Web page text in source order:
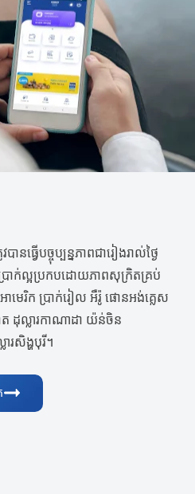
នធ្វើបច្ចុប្បន្នភាពជារៀងរាល់ថ្ងៃ
រាក់ល្អប្រកបដោយភាពសុក្រិតគ្រប់
ាមេរិក ប្រាក់រៀល អឺរ៉ូ ផោនអង់គ្លេស
ត ដុល្លារកាណាដា យ៉ន់ចិន
រសិង្ហបុរី។